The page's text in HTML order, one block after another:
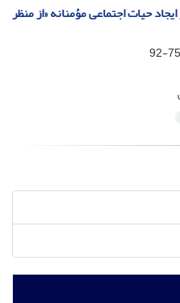
حیات اجتماعی مؤمنانه «از منظر
75-92